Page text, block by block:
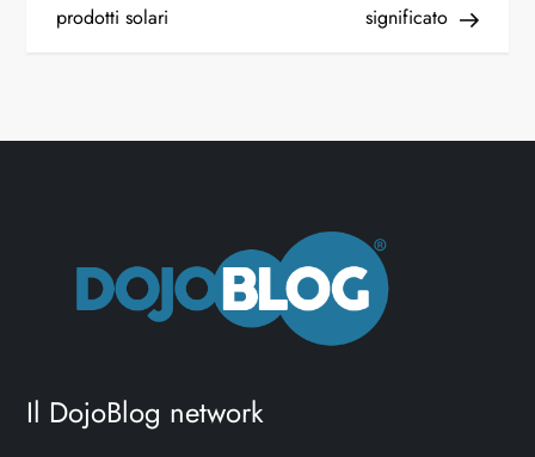
prodotti solari
significato
Il DojoBlog network